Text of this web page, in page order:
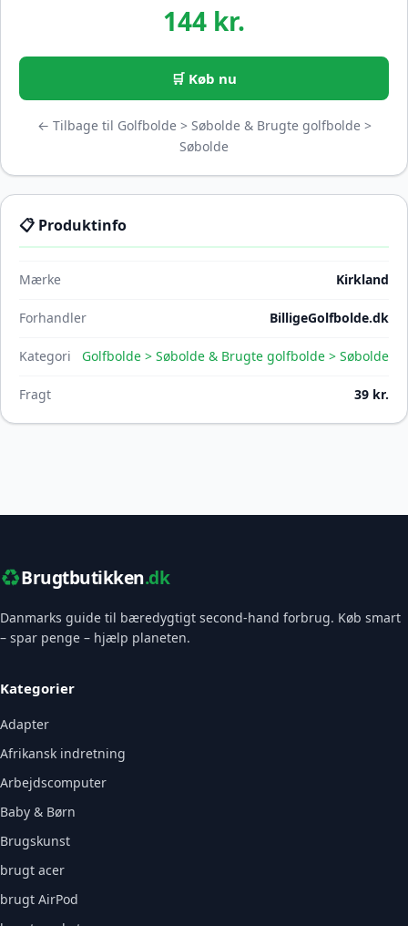
144 kr.
🛒 Køb nu
← Tilbage til Golfbolde > Søbolde & Brugte golfbolde >
Søbolde
📋 Produktinfo
Mærke Kirkland
Forhandler BilligeGolfbolde.dk
Kategori Golfbolde > Søbolde & Brugte golfbolde > Søbolde
Fragt 39 kr.
♻️Brugtbutikken.dk
Danmarks guide til bæredygtigt second-hand forbrug. Køb smart
– spar penge – hjælp planeten.
Kategorier
Adapter
Afrikansk indretning
Arbejdscomputer
Baby & Børn
Brugskunst
brugt acer
brugt AirPod